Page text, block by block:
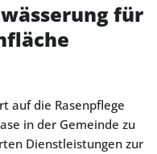
für
auf die Rasenpflege
in der Gemeinde zu
Dienstleistungen zur